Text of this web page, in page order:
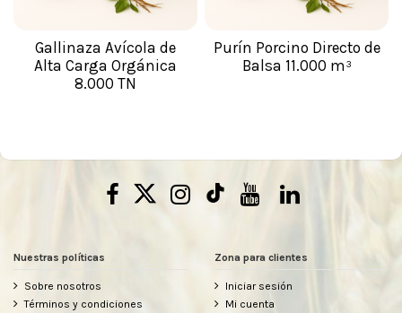
Gallinaza Avícola de
Alta Carga Orgánica
8.000 TN
Purín Porcino Directo de
Balsa 11.000 m³
Nuestras políticas
Sobre nosotros
Términos y condiciones
Zona para clientes
Iniciar sesión
Mi cuenta